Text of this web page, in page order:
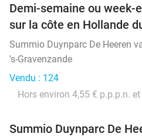
Demi-semaine ou week-
sur la côte en Hollande
Summio Duynparc De Heeren
's-Gravenzande
Vendu : 124
Hors environ 4,55 € p.p.p.n.
Summio Duynparc De